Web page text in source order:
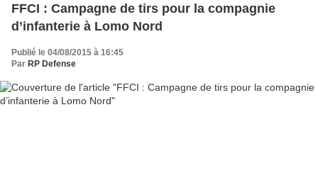
FFCI : Campagne de tirs pour la compagnie
d’infanterie à Lomo Nord
Publié le 04/08/2015 à 16:45
Par RP Defense